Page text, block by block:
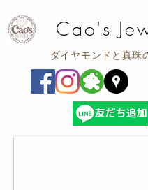
Cao's
ダイヤモンドと真珠